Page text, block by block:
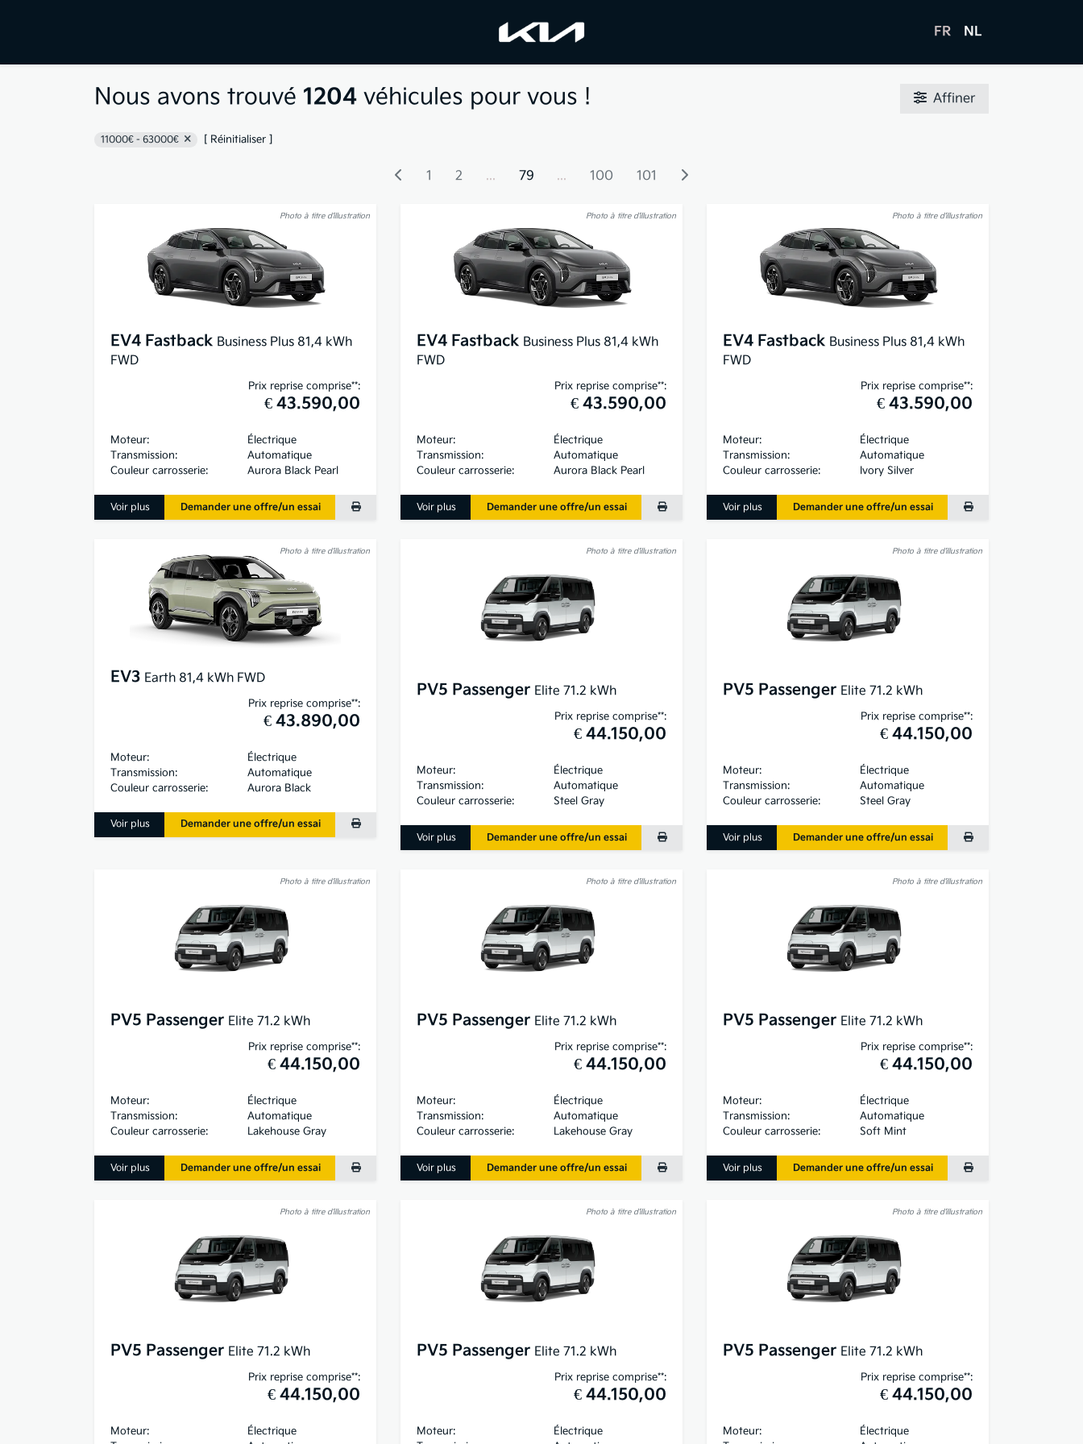
FR NL
Affiner
Nous avons trouvé 1204 véhicules pour vous !
11000€ - 63000€ [ Réinitialiser ]
1 2 ... 79 ... 100 101
Photo à titre d’illustration
EV4 Fastback Business Plus 81,4 kWh
FWD
Prix reprise comprise**:
€ 43.590,00
Moteur:
Électrique
Transmission:
Automatique
Couleur carrosserie:
Aurora Black Pearl
Voir plus Demander une offre/un essai
Photo à titre d’illustration
EV4 Fastback Business Plus 81,4 kWh
FWD
Prix reprise comprise**:
€ 43.590,00
Moteur:
Électrique
Transmission:
Automatique
Couleur carrosserie:
Aurora Black Pearl
Voir plus Demander une offre/un essai
Photo à titre d’illustration
EV4 Fastback Business Plus 81,4 kWh
FWD
Prix reprise comprise**:
€ 43.590,00
Moteur:
Électrique
Transmission:
Automatique
Couleur carrosserie:
Ivory Silver
Voir plus Demander une offre/un essai
Photo à titre d’illustration
EV3 Earth 81,4 kWh FWD
Prix reprise comprise**:
€ 43.890,00
Moteur:
Électrique
Transmission:
Automatique
Couleur carrosserie:
Aurora Black
Voir plus Demander une offre/un essai
Photo à titre d’illustration
PV5 Passenger Elite 71.2 kWh
Prix reprise comprise**:
€ 44.150,00
Moteur:
Électrique
Transmission:
Automatique
Couleur carrosserie:
Steel Gray
Voir plus Demander une offre/un essai
Photo à titre d’illustration
PV5 Passenger Elite 71.2 kWh
Prix reprise comprise**:
€ 44.150,00
Moteur:
Électrique
Transmission:
Automatique
Couleur carrosserie:
Steel Gray
Voir plus Demander une offre/un essai
Photo à titre d’illustration
PV5 Passenger Elite 71.2 kWh
Prix reprise comprise**:
€ 44.150,00
Moteur:
Électrique
Transmission:
Automatique
Couleur carrosserie:
Lakehouse Gray
Voir plus Demander une offre/un essai
Photo à titre d’illustration
PV5 Passenger Elite 71.2 kWh
Prix reprise comprise**:
€ 44.150,00
Moteur:
Électrique
Transmission:
Automatique
Couleur carrosserie:
Lakehouse Gray
Voir plus Demander une offre/un essai
Photo à titre d’illustration
PV5 Passenger Elite 71.2 kWh
Prix reprise comprise**:
€ 44.150,00
Moteur:
Électrique
Transmission:
Automatique
Couleur carrosserie:
Soft Mint
Voir plus Demander une offre/un essai
Photo à titre d’illustration
PV5 Passenger Elite 71.2 kWh
Prix reprise comprise**:
€ 44.150,00
Moteur:
Électrique
Photo à titre d’illustration
PV5 Passenger Elite 71.2 kWh
Prix reprise comprise**:
€ 44.150,00
Moteur:
Électrique
Photo à titre d’illustration
PV5 Passenger Elite 71.2 kWh
Prix reprise comprise**:
€ 44.150,00
Moteur:
Électrique